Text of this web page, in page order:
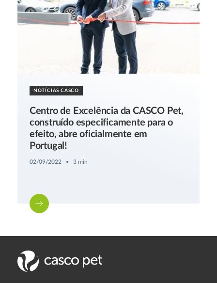
NOTÍCIAS CASCO
Centro de Excelência da CASCO Pet,
construído especificamente para o
efeito, abre oficialmente em
Portugal!
02/09/2022 3 min